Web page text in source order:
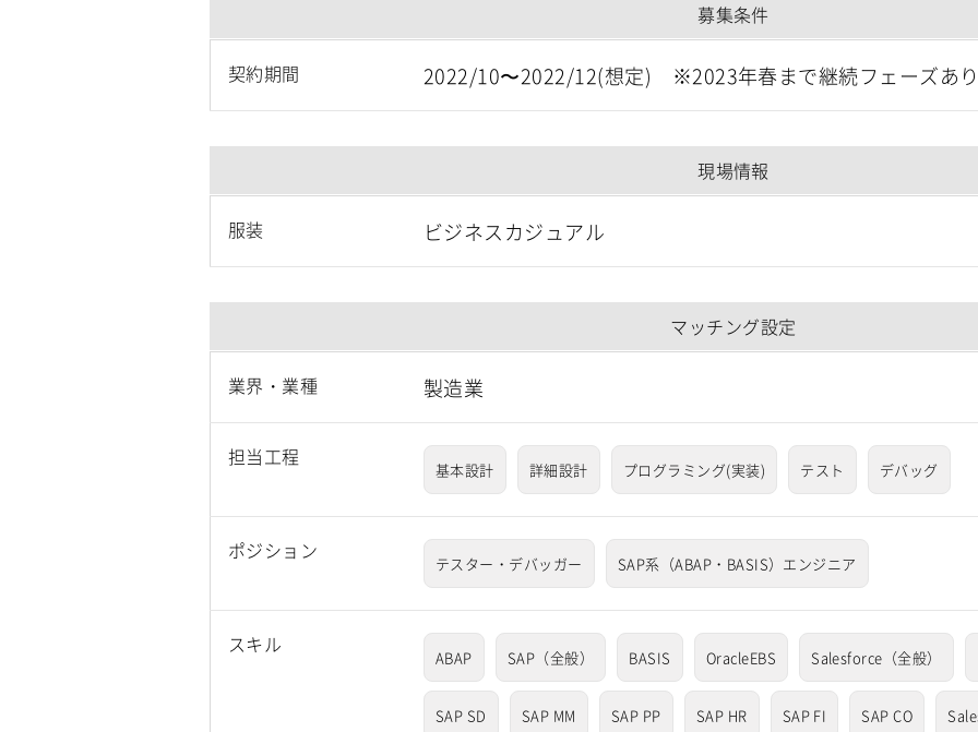
募集条件
契約期間 2022/10〜2022/12(想定) ※2023年春まで継続フェーズあ
現場情報
服装 ビジネスカジュアル
マッチング設定
業界・業種 製造業
担当工程
基本設計 詳細設計 プログラミング(実装) テスト デバッグ
ポジション
テスター・デバッガー SAP系（ABAP・BASIS）エンジニア
スキル
ABAP SAP（全般） BASIS OracleEBS Salesforce（全般）
SAP SD SAP MM SAP PP SAP HR SAP FI SAP CO